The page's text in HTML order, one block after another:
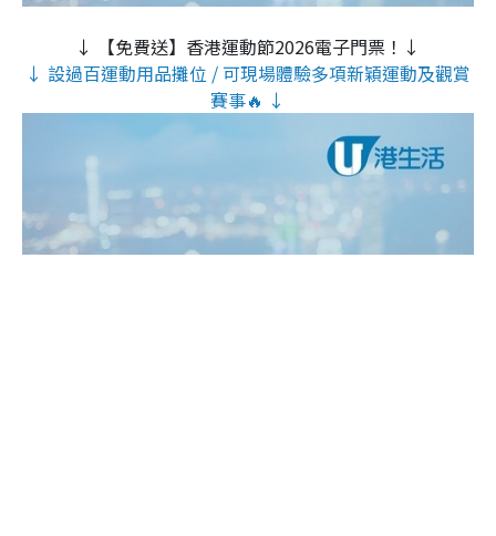
↓ 【免費送】香港運動節2026電子門票！↓
↓ 設過百運動用品攤位 / 可現場體驗多項新穎運動及觀賞
賽事🔥 ↓